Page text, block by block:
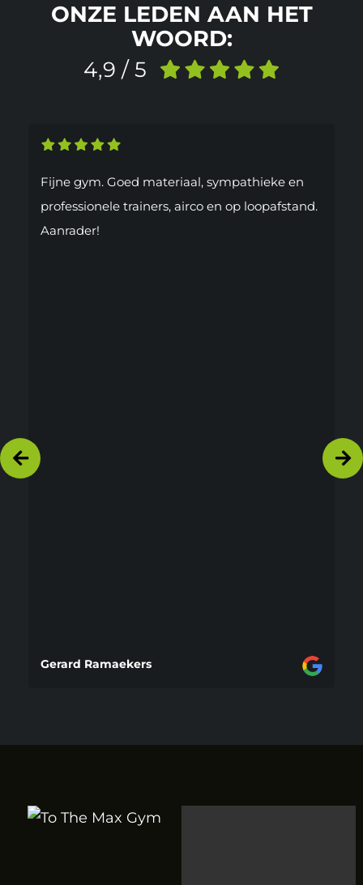
ONZE LEDEN AAN HET
WOORD:
4,9 / 5
Fijne gym. Goed materiaal, sympathieke en
professionele trainers, airco en op loopafstand.
Aanrader!
Gerard Ramaekers